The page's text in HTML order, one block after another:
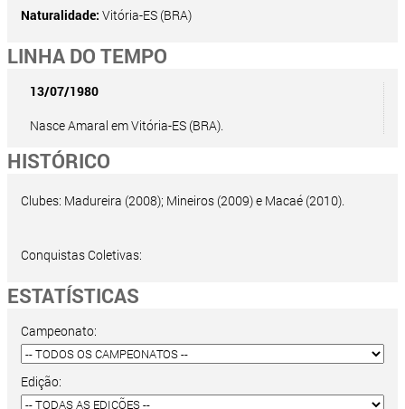
Naturalidade: Vitória-ES (BRA)
LINHA DO TEMPO
13/07/1980
Nasce Amaral em Vitória-ES (BRA).
HISTÓRICO
Clubes: Madureira (2008); Mineiros (2009) e Macaé (2010).
Conquistas Coletivas:
ESTATÍSTICAS
Campeonato:
Edição: